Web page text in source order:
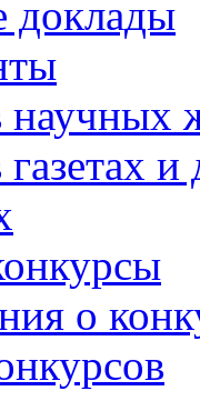
доклады
научных
газетах
о